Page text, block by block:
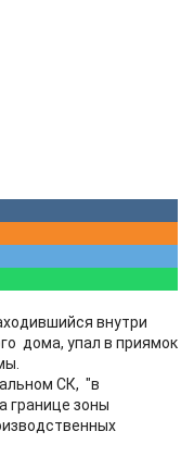
внутри
дома, упал в приямок
СК, "в
границе зоны